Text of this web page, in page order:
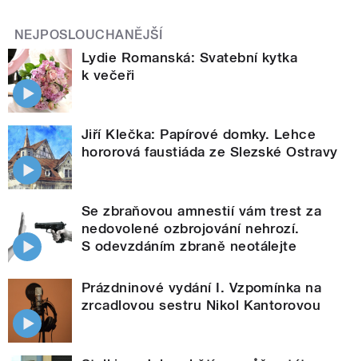
NEJPOSLOUCHANĚJŠÍ
Lydie Romanská: Svatební kytka
k večeři
Jiří Klečka: Papírové domky. Lehce
hororová faustiáda ze Slezské Ostravy
Se zbraňovou amnestií vám trest za
nedovolené ozbrojování nehrozí.
S odevzdáním zbraně neotálejte
Prázdninové vydání I. Vzpomínka na
zrcadlovou sestru Nikol Kantorovou